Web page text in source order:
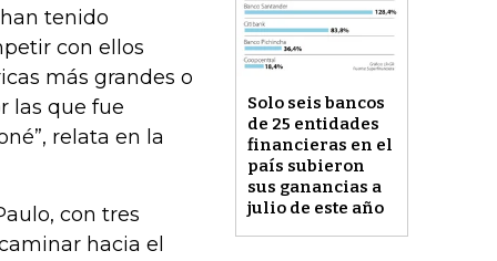
Solo seis bancos
de 25 entidades
financieras en el
país subieron
sus ganancias a
julio de este año
tenido
con ellos
más grandes o
las que fue
relata en la
con tres
hacia el